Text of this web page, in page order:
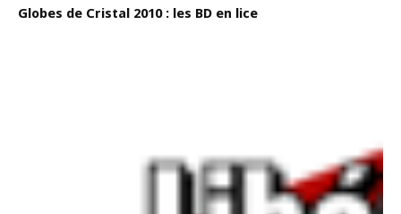
Globes de Cristal 2010 : les BD en lice